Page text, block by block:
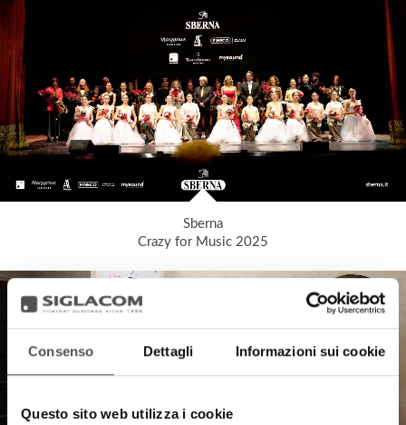
Consenso Dettagli Informazioni sui cookie
Questo sito web utilizza i cookie
Sberna
Crazy for Music 2025